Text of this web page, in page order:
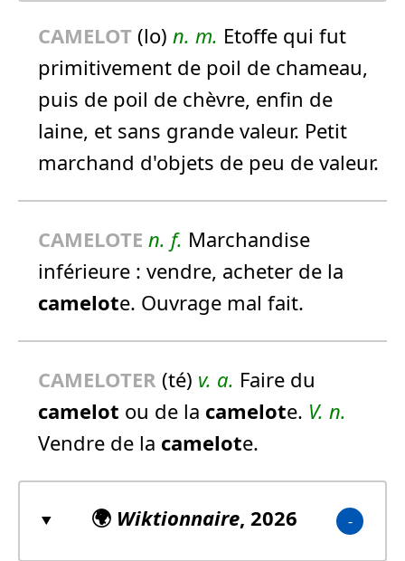
CAMELOT (lo) n. m. Etoffe qui fut
primitivement de poil de chameau,
puis de poil de chèvre, enfin de
laine, et sans grande valeur. Petit
marchand d'objets de peu de valeur.
CAMELOTE n. f. Marchandise
inférieure : vendre, acheter de la
camelote. Ouvrage mal fait.
CAMELOTER (té) v. a. Faire du
camelot ou de la camelote. V. n.
Vendre de la camelote.
🌍 Wiktionnaire, 2026